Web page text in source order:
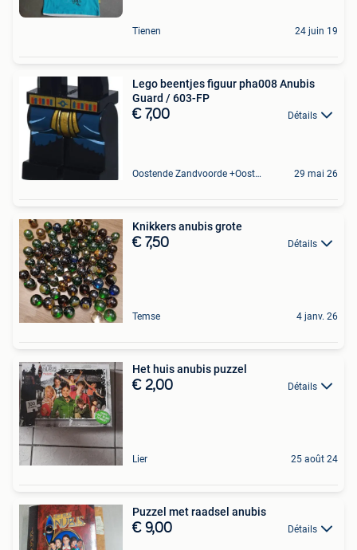
Tienen 24 juin 19
Lego beentjes figuur pha008 Anubis
Guard / 603-FP
€ 7,00 Détails
Oostende Zandvoorde +Oostende 29 mai 26
Knikkers anubis grote
€ 7,50 Détails
Temse 4 janv. 26
Het huis anubis puzzel
€ 2,00 Détails
Lier 25 août 24
Puzzel met raadsel anubis
€ 9,00 Détails